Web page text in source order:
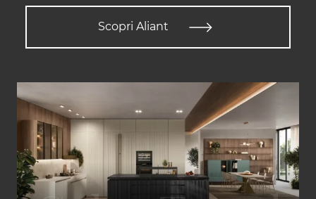
Scopri Aliant